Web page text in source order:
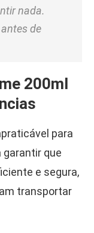
nada.
de
200ml
para
garantir que
e segura,
transportar